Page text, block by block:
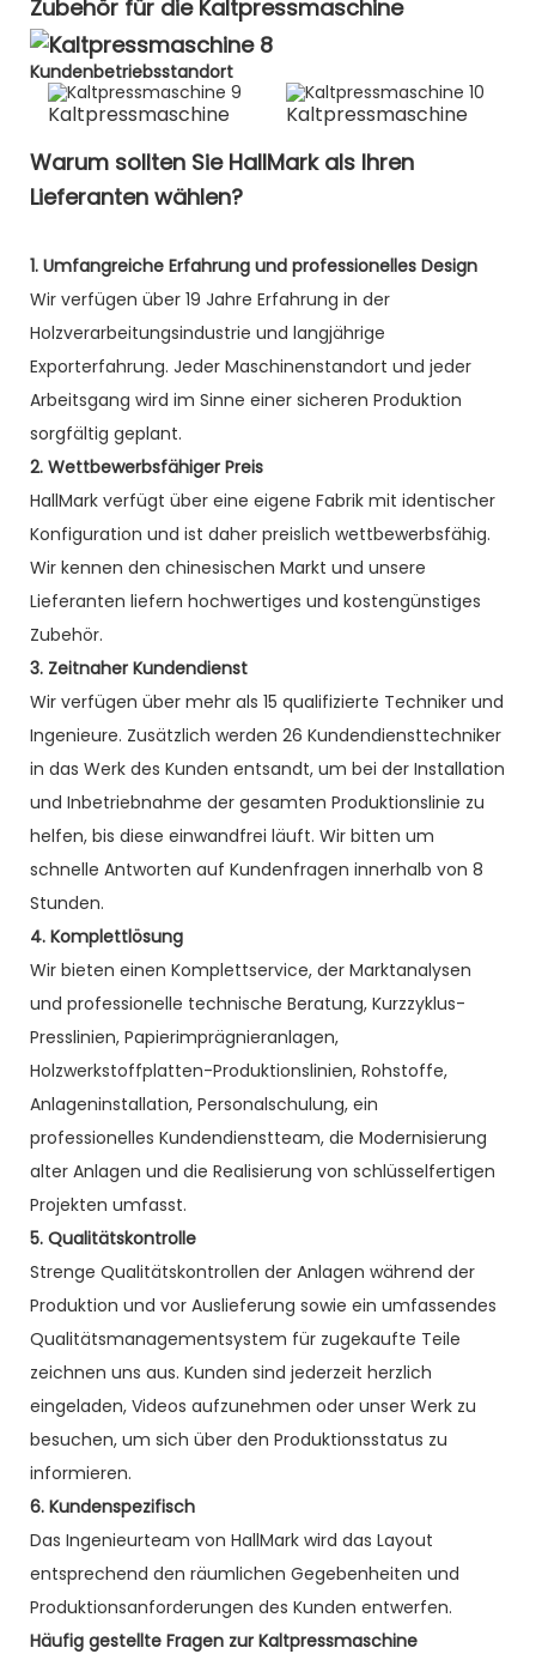
Zubehör für die Kaltpressmaschine
Kundenbetriebsstandort
Kaltpressmaschine Kaltpressmaschine
Warum sollten Sie HallMark als Ihren
Lieferanten wählen?
1. Umfangreiche Erfahrung und professionelles Design
Wir verfügen über 19 Jahre Erfahrung in der
Holzverarbeitungsindustrie und langjährige
Exporterfahrung. Jeder Maschinenstandort und jeder
Arbeitsgang wird im Sinne einer sicheren Produktion
sorgfältig geplant.
2. Wettbewerbsfähiger Preis
HallMark verfügt über eine eigene Fabrik mit identischer
Konfiguration und ist daher preislich wettbewerbsfähig.
Wir kennen den chinesischen Markt und unsere
Lieferanten liefern hochwertiges und kostengünstiges
Zubehör.
3. Zeitnaher Kundendienst
Wir verfügen über mehr als 15 qualifizierte Techniker und
Ingenieure. Zusätzlich werden 26 Kundendiensttechniker
in das Werk des Kunden entsandt, um bei der Installation
und Inbetriebnahme der gesamten Produktionslinie zu
helfen, bis diese einwandfrei läuft. Wir bitten um
schnelle Antworten auf Kundenfragen innerhalb von 8
Stunden.
4. Komplettlösung
Wir bieten einen Komplettservice, der Marktanalysen
und professionelle technische Beratung, Kurzzyklus-
Presslinien, Papierimprägnieranlagen,
Holzwerkstoffplatten-Produktionslinien, Rohstoffe,
Anlageninstallation, Personalschulung, ein
professionelles Kundendienstteam, die Modernisierung
alter Anlagen und die Realisierung von schlüsselfertigen
Projekten umfasst.
5. Qualitätskontrolle
Strenge Qualitätskontrollen der Anlagen während der
Produktion und vor Auslieferung sowie ein umfassendes
Qualitätsmanagementsystem für zugekaufte Teile
zeichnen uns aus. Kunden sind jederzeit herzlich
eingeladen, Videos aufzunehmen oder unser Werk zu
besuchen, um sich über den Produktionsstatus zu
informieren.
6. Kundenspezifisch
Das Ingenieurteam von HallMark wird das Layout
entsprechend den räumlichen Gegebenheiten und
Produktionsanforderungen des Kunden entwerfen.
Häufig gestellte Fragen zur Kaltpressmaschine